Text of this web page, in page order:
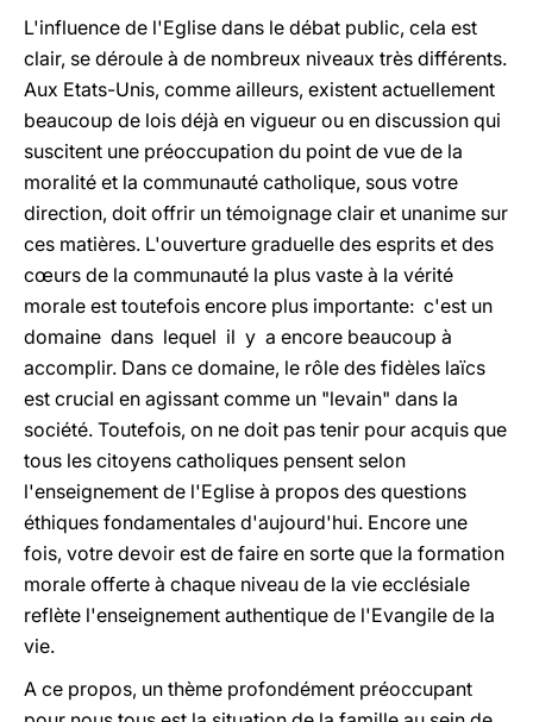
L'influence de l'Eglise dans le débat public, cela est
clair, se déroule à de nombreux niveaux très différents.
Aux Etats-Unis, comme ailleurs, existent actuellement
beaucoup de lois déjà en vigueur ou en discussion qui
suscitent une préoccupation du point de vue de la
moralité et la communauté catholique, sous votre
direction, doit offrir un témoignage clair et unanime sur
ces matières. L'ouverture graduelle des esprits et des
cœurs de la communauté la plus vaste à la vérité
morale est toutefois encore plus importante: c'est un
domaine dans lequel il y a encore beaucoup à
accomplir. Dans ce domaine, le rôle des fidèles laïcs
est crucial en agissant comme un "levain" dans la
société. Toutefois, on ne doit pas tenir pour acquis que
tous les citoyens catholiques pensent selon
l'enseignement de l'Eglise à propos des questions
éthiques fondamentales d'aujourd'hui. Encore une
fois, votre devoir est de faire en sorte que la formation
morale offerte à chaque niveau de la vie ecclésiale
reflète l'enseignement authentique de l'Evangile de la
vie.
A ce propos, un thème profondément préoccupant